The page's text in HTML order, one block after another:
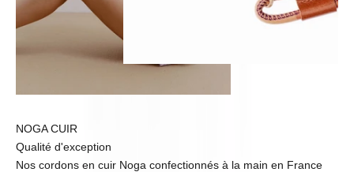
NOGA CUIR
Qualité d'exception
Nos cordons en cuir Noga confectionnés à la main en France